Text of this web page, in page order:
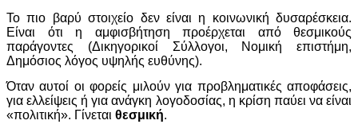
Το πιο βαρύ στοιχείο δεν είναι η κοινωνική δυσαρέσκεια.
Είναι ότι η αμφισβήτηση προέρχεται από θεσμικούς
παράγοντες (Δικηγορικοί Σύλλογοι, Νομική επιστήμη,
Δημόσιος λόγος υψηλής ευθύνης).
Όταν αυτοί οι φορείς μιλούν για προβληματικές αποφάσεις,
για ελλείψεις ή για ανάγκη λογοδοσίας, η κρίση παύει να είναι
«πολιτική». Γίνεται θεσμική.